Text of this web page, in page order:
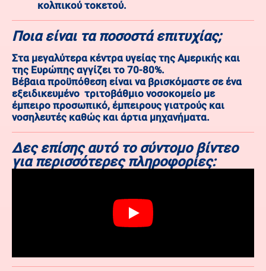
κολπικού τοκετού.
Ποια είναι τα ποσοστά επιτυχίας;
Στα μεγαλύτερα κέντρα υγείας της Αμερικής και
της Ευρώπης αγγίζει το 70-80%.
Βέβαια προϋπόθεση είναι να βρισκόμαστε σε ένα
εξειδικευμένο τριτοβάθμιο νοσοκομείο με
έμπειρο προσωπικό, έμπειρους γιατρούς και
νοσηλευτές καθώς και άρτια μηχανήματα.
Δες επίσης αυτό το σύντομο βίντεο
για περισσότερες πληροφορίες: